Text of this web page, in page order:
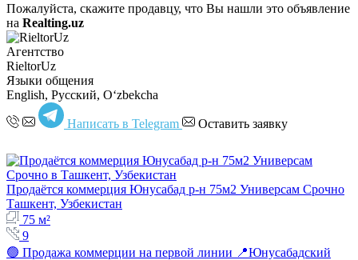
Пожалуйста, скажите продавцу, что Вы нашли это объявление
на Realting.uz
Агентство
RieltorUz
Языки общения
English, Русский, Oʻzbekcha
Написать в Telegram Оставить заявку
Продаётся коммерция Юнусабад р-н 75м2 Универсам Срочно
Ташкент, Узбекистан
75 м²
9
🟢 Продажа коммерции на первой линии 📍Юнусабадский